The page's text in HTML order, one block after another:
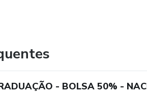
- BOLSA 50% -